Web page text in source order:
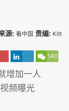
源: 看中国 责编: Kitt
140
增加一人
频曝光